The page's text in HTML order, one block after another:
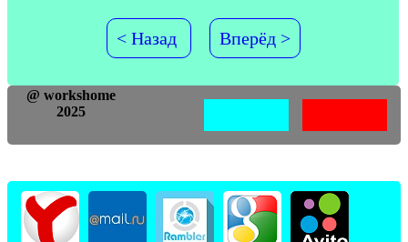
< Назад Вперёд >
@ workshome
2025